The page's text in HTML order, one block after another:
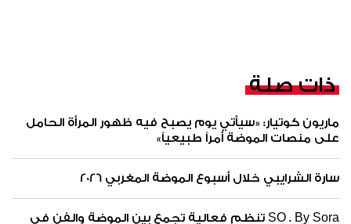
ذات صلة
ماريون كوتيار: «سيأتي يوم يصبح فيه ظهور المرأة الحامل
على منصات الموضة أمراً طبيعياً»
سارة الشرايبي خلال أسبوع الموضة المغربي 2026
SO . By Sora تنظم فعالية تجمع بين الموضة والفن في